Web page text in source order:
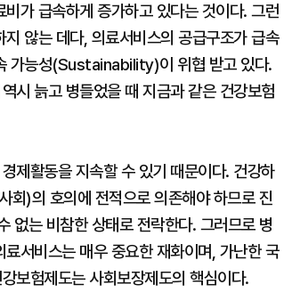
가 급속하게 증가하고 있다는 것이다. 그런
않는 데다, 의료서비스의 공급구조가 급속
가능성(Sustainability)이 위협 받고 있다.
시 늙고 병들었을 때 지금과 같은 건강보험
제활동을 지속할 수 있기 때문이다. 건강하
회)의 호의에 전적으로 의존해야 하므로 진
없는 비참한 상태로 전락한다. 그러므로 병
서비스는 매우 중요한 재화이며, 가난한 국
보험제도는 사회보장제도의 핵심이다.